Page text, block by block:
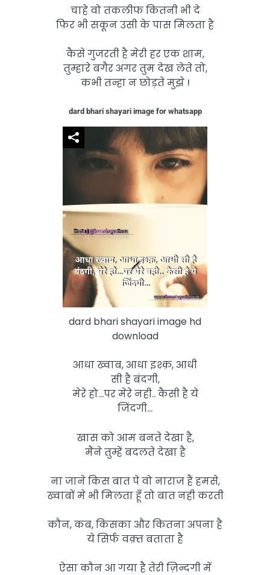
चाहे वो तकलीफ कितनी भी दे
फिर भी सकून उसी के पास मिलता है
कैसे गुजरती है मेरी हर एक शाम,
तुम्हारे बगैर अगर तुम देख लेते तो,
कभी तन्हा न छोड़ते मुझे !
dard bhari shayari image for whatsapp
dard bhari shayari image hd
download
आधा ख्वाब, आधा इश्क़, आधी
सी है बंदगी,
मेरे हो…पर मेरे नही.. कैसी है ये
जिंदगी…
खास को आम बनते देखा है,
मैंने तुम्हें बदलते देखा है
ना जाने किस बात पे वो नाराज हैं हमसे,
ख्वाबों मे भी मिलता हूँ तो बात नही करती
कौन, कब, किसका और कितना अपना है
ये सिर्फ वक़्त बताता है
ऐसा कौन आ गया है तेरी ज़िन्दगी में